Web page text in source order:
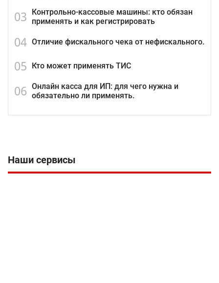
03
Контрольно-кассовые машины: кто обязан
применять и как регистрировать
04 Отличие фискального чека от нефискального.
05 Кто может применять ТИС
06 Онлайн касса для ИП: для чего нужна и
обязательно ли применять.
Наши сервисы